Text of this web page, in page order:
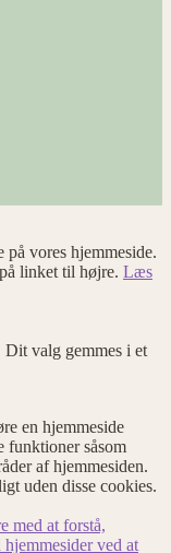
vores hjemmeside.
linket til højre. Læs
valg gemmes i et
en hjemmeside
funktioner såsom
af hjemmesiden.
uden disse cookies.
med at forstå,
hjemmesider ved at